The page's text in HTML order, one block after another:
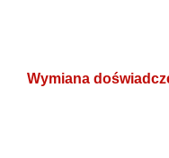
Wymiana